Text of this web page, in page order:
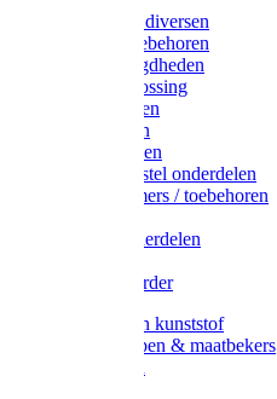
Koe / Stier diversen
Melkers toebehoren
Stalbenodigdheden
Kalververlossing
Stierenringen
Onthoornen
Kalverflessen
Koerugborstel onderdelen
Kalveremmers / toebehoren
Koelift onderdelen
Uieronthaarder
Voerbakken kunststof
Voerscheppen & maatbekers